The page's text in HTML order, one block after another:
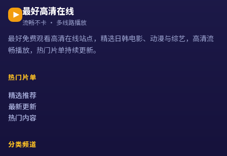
最好高清在线
流畅不卡 · 多线路播放
最好免费观看高清在线站点，精选日韩电影、动漫与综艺，高清流
畅播放，热门片单持续更新。
热门片单
精选推荐
最新更新
热门内容
分类频道